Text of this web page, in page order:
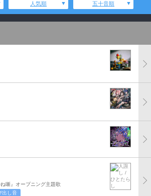
人気順 五十音順
噺』オープニング主題歌
出し音